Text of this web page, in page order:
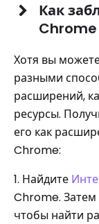
Как
Хотя вы
разными
расширений,
ресурсы.
его как
Chrome:
1. Найдите
Chrome. Затем
чтобы найти